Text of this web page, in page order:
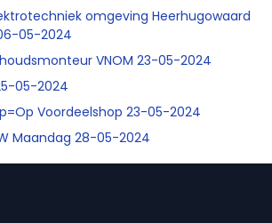
omgeving Heerhugowaard
05-2024
VNOM 23-05-2024
05-2024
Voordeelshop 23-05-2024
Maandag 28-05-2024